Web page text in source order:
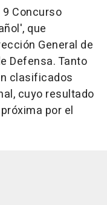
Concurso
que
General de
Defensa. Tanto
clasificados
cuyo resultado
por el